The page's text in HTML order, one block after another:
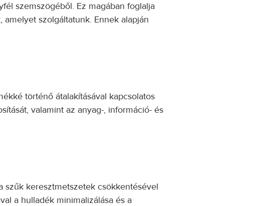
szemszögéből. Ez magában foglalja
szolgáltatunk. Ennek alapján
történő átalakításával kapcsolatos
valamint az anyag-, információ- és
szűk keresztmetszetek csökkentésével
a hulladék minimalizálása és a